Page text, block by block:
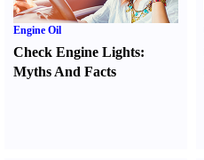
Engine Oil
Check Engine Lights:
Myths And Facts